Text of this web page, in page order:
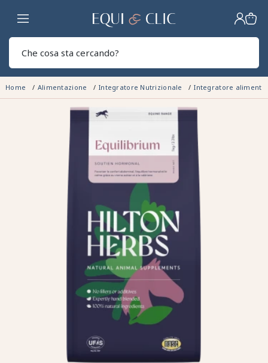
Casa
Home Alimentazione Integratore Nutrizionale Integratore